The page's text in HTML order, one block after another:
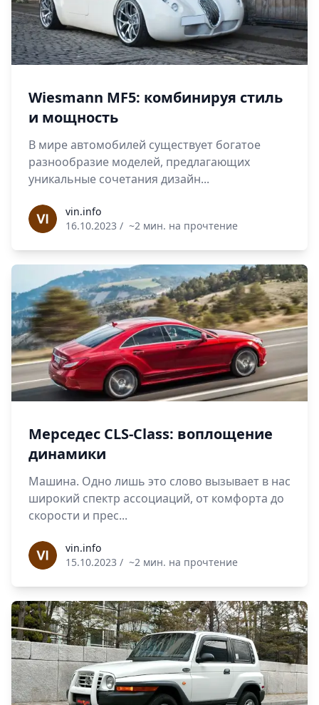
Wiesmann MF5: комбинируя стиль
и мощность
В мире автомобилей существует богатое
разнообразие моделей, предлагающих
уникальные сочетания дизайн...
vin.infovin.info
16.10.2023 / ~2 мин. на прочтение
Мерседес CLS-Class: воплощение
динамики
Машина. Одно лишь это слово вызывает в нас
широкий спектр ассоциаций, от комфорта до
скорости и прес...
vin.infovin.info
15.10.2023 / ~2 мин. на прочтение